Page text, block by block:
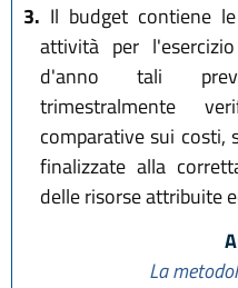
3. Il budget contiene
attività per
d'anno tali
trimestralmente
comparative sui costi,
finalizzate alla
delle risorse attribuite
La